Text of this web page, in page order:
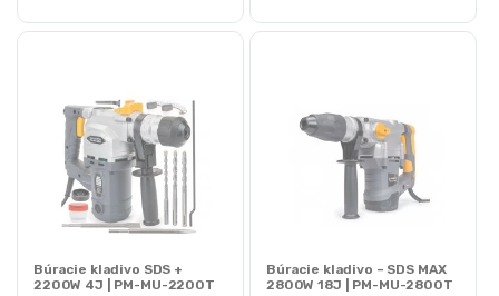
Búracie kladivo SDS +
2200W 4J | PM-MU-2200T
Búracie kladivo – SDS MAX
2800W 18J | PM-MU-2800T